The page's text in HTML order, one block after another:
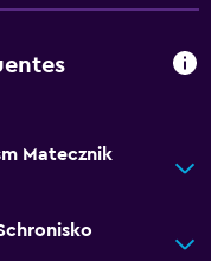
Matecznik